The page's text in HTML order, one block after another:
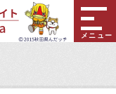
メニュー